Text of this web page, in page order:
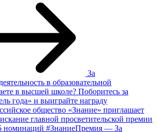
За
в образовательной
в высшей школе? Поборитесь за
года» и выиграйте награду
общество «Знание» приглашает
главной просветительской премии
номинаций #ЗнаниеПремия — За